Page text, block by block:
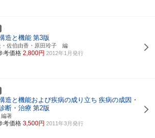
造と機能 第3版
・佐伯由香・原田玲子 編
考価格 2,800円 2012年1月発行
造と機能および疾病の成り立ち 疾病の成因・
断・治療 第2版
著
考価格 3,500円 2011年3月発行